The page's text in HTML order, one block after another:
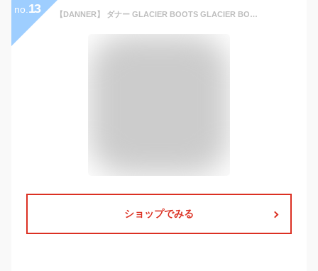
no. 13 【DANNER】 ダナー GLACIER BOOTS GLACIER BOOTS D125501
ショップでみる